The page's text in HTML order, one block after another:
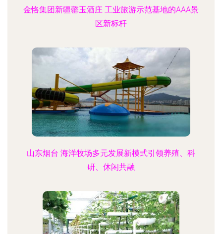
金恪集团新疆罄玉酒庄 工业旅游示范基地的AAA景
区新标杆
山东烟台 海洋牧场多元发展新模式引领养殖、科
研、休闲共融